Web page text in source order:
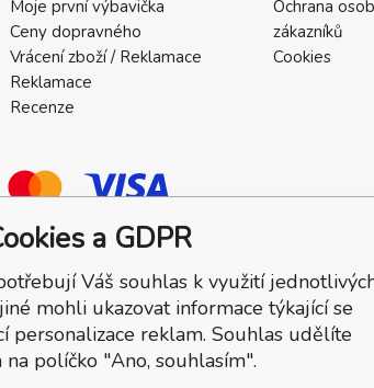
Moje první výbavička
Ceny dopravného
Vrácení zboží / Reklamace
Reklamace
Recenze
Ochrana
zákazníků
Cookies
a GDPR
Váš souhlas k využití
mohli ukazovat informace týkající se
personalizace reklam. Souhlas udělíte
políčko "Ano, souhlasím".